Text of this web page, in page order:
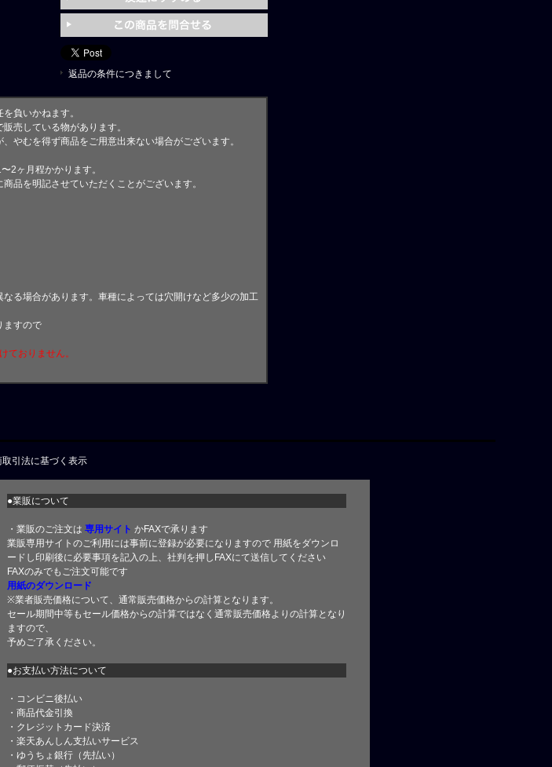
返品の条件につきまして
負いかねます。
売している物があります。
やむを得ず商品をご用意出来ない場合がございます。
2ヶ月程かかります。
品を明記させていただくことがございます。
る場合があります。車種によっては穴開けなど多少の加工
ますので
ておりません。
取引法に基づく表示
●業販について
・業販のご注文は 専用サイト かFAXで承ります
業販専用サイトのご利用には事前に登録が必要になりますので 用紙をダウンロ
ードし印刷後に必要事項を記入の上、社判を押しFAXにて送信してください
FAXのみでもご注文可能です
用紙のダウンロード
※業者販売価格について、通常販売価格からの計算となります。
セール期間中等もセール価格からの計算ではなく通常販売価格よりの計算となり
ますので、
予めご了承ください。
●お支払い方法について
・コンビニ後払い
・商品代金引換
・クレジットカード決済
・楽天あんしん支払いサービス
・ゆうちょ銀行（先払い）